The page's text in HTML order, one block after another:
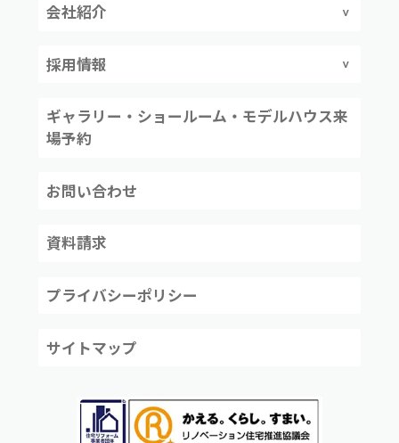
会社紹介
採用情報
ギャラリー・ショールーム・モデルハウス来
場予約
お問い合わせ
資料請求
プライバシーポリシー
サイトマップ